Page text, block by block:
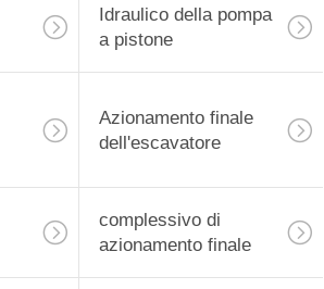
Idraulico della pompa
a pistone
Azionamento finale
dell'escavatore
complessivo di
azionamento finale